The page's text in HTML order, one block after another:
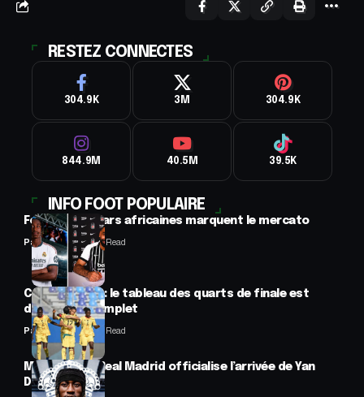
RESTEZ CONNECTES
304.9K 3M 304.9K
844.9M 40.5M 39.5K
INFO FOOT POPULAIRE
Football : 2 stars africaines marquent le mercato
Panafrofoot2 Min Read
CAN féminine : le tableau des quarts de finale est
désormais complet
Panafrofoot2 Min Read
Mercato : Le Real Madrid officialise l’arrivée de Yan
Diomandé